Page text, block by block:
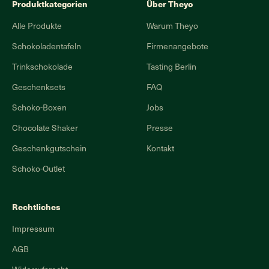
Produktkategorien
Alle Produkte
Schokoladentafeln
Trinkschokolade
Geschenksets
Schoko-Boxen
Chocolate Shaker
Geschenkgutschein
Schoko-Outlet
Über Theyo
Warum Theyo
Firmenangebote
Tasting Berlin
FAQ
Jobs
Presse
Kontakt
Rechtliches
Impressum
AGB